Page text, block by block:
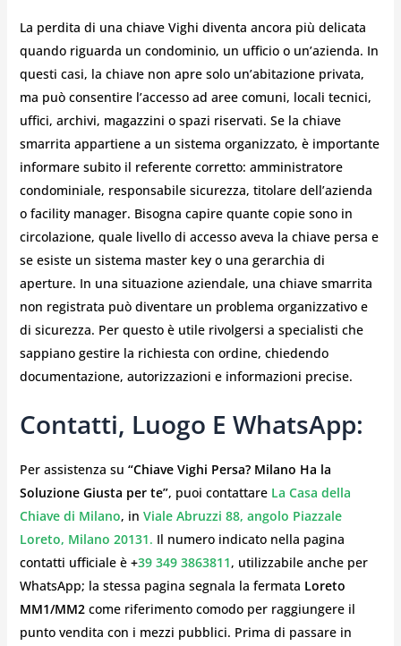
La perdita di una chiave Vighi diventa ancora più delicata
quando riguarda un condominio, un ufficio o un’azienda. In
questi casi, la chiave non apre solo un’abitazione privata,
ma può consentire l’accesso ad aree comuni, locali tecnici,
uffici, archivi, magazzini o spazi riservati. Se la chiave
smarrita appartiene a un sistema organizzato, è importante
informare subito il referente corretto: amministratore
condominiale, responsabile sicurezza, titolare dell’azienda
o facility manager. Bisogna capire quante copie sono in
circolazione, quale livello di accesso aveva la chiave persa e
se esiste un sistema master key o una gerarchia di
aperture. In una situazione aziendale, una chiave smarrita
non registrata può diventare un problema organizzativo e
di sicurezza. Per questo è utile rivolgersi a specialisti che
sappiano gestire la richiesta con ordine, chiedendo
documentazione, autorizzazioni e informazioni precise.
Contatti, Luogo E WhatsApp:
Per assistenza su “Chiave Vighi Persa? Milano Ha la
Soluzione Giusta per te”, puoi contattare La Casa della
Chiave di Milano, in Viale Abruzzi 88, angolo Piazzale
Loreto, Milano 20131. Il numero indicato nella pagina
contatti ufficiale è +39 349 3863811, utilizzabile anche per
WhatsApp; la stessa pagina segnala la fermata Loreto
MM1/MM2come riferimento comodo per raggiungere il
punto vendita con i mezzi pubblici. Prima di passare in